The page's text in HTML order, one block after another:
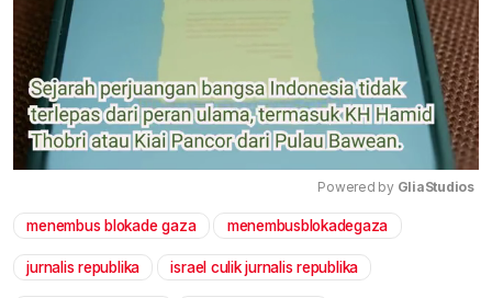
Mute
Powered by GliaStudios
menembus blokade gaza menembusblokadegaza
jurnalis republika israel culik jurnalis republika